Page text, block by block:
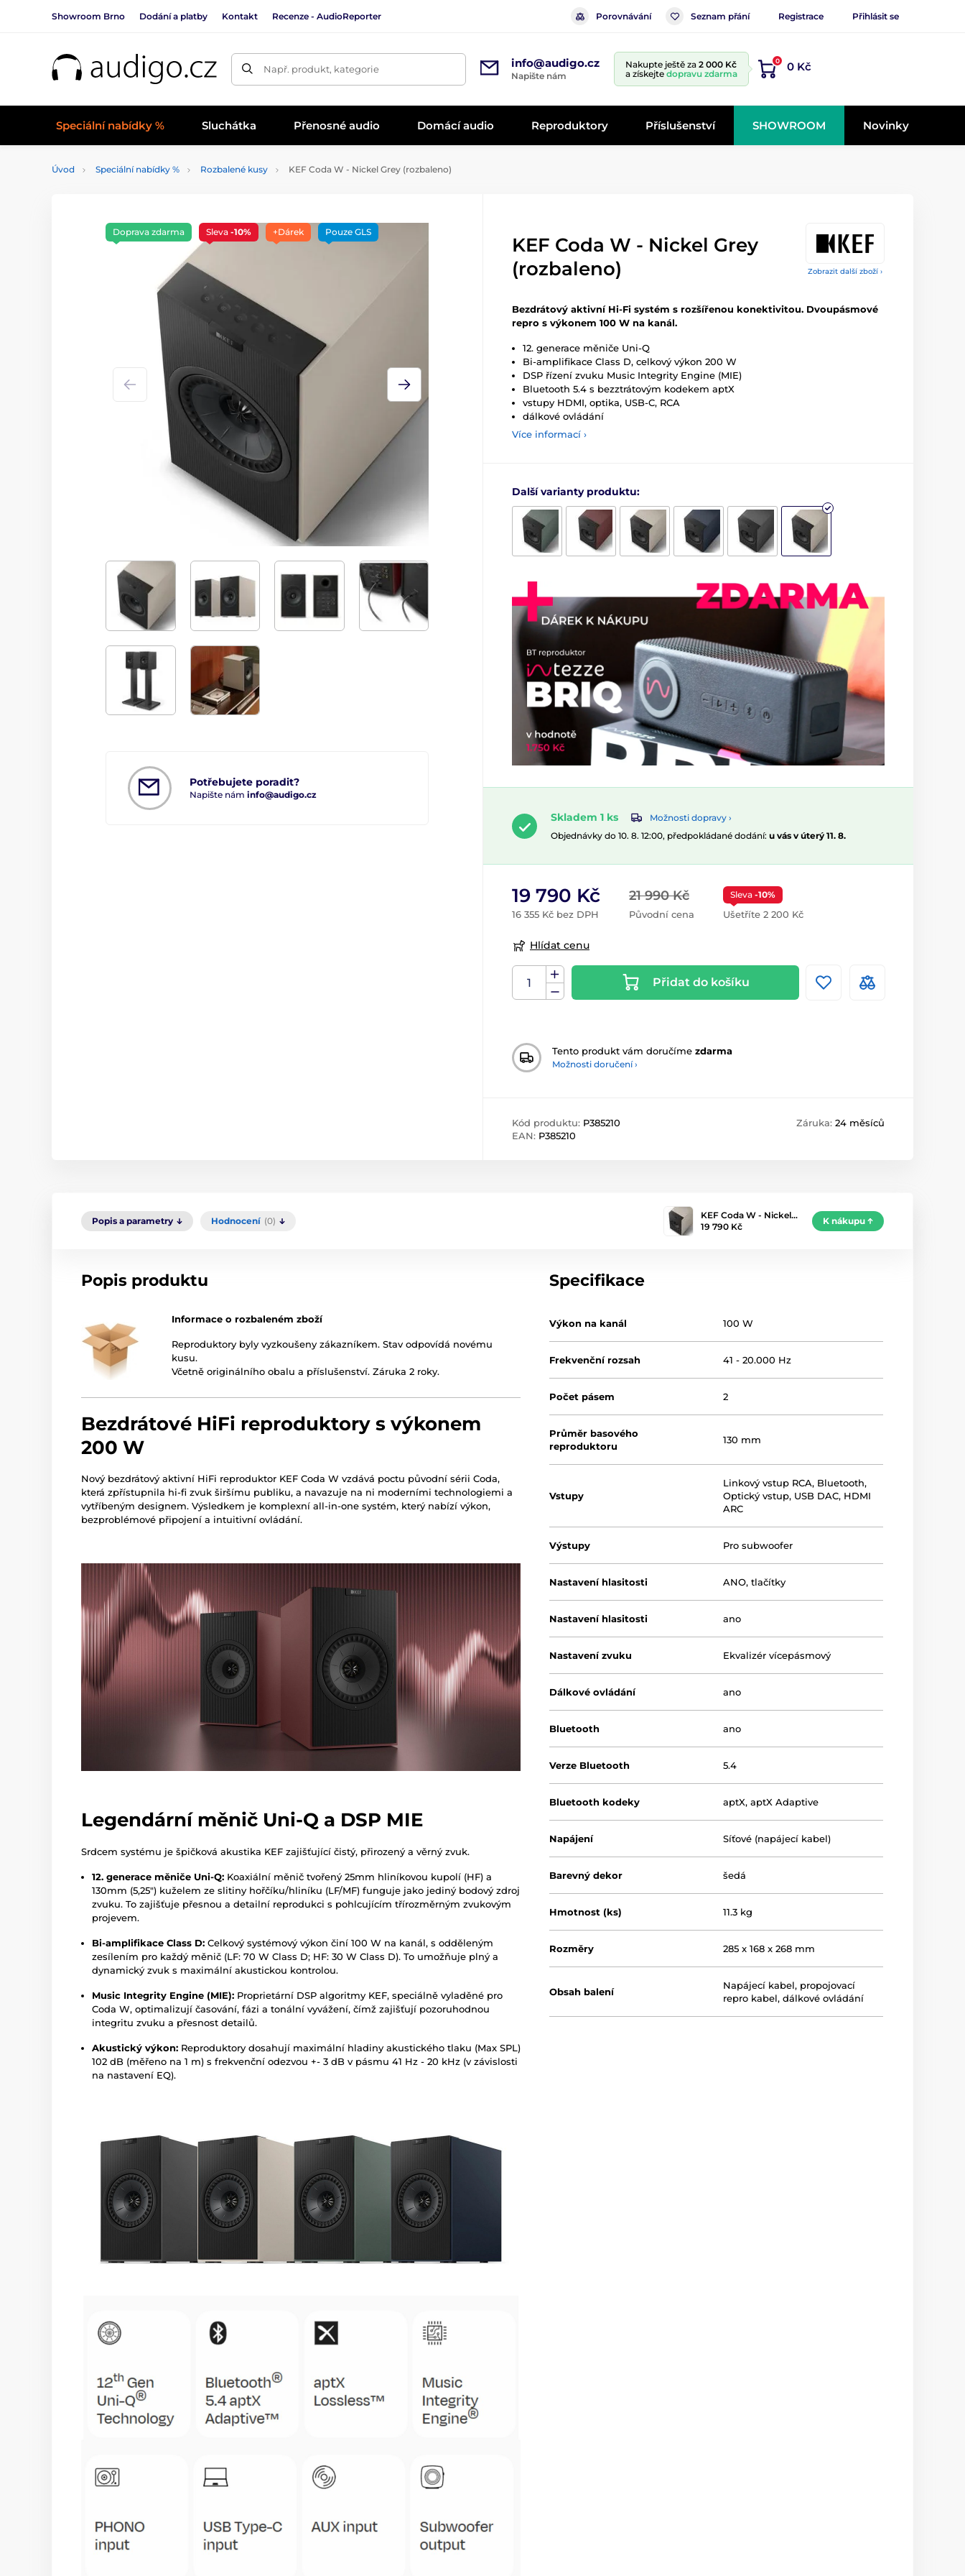
Showroom Brno Dodání a platby Kontakt Recenze - AudioReporter Porovnávání Seznam přání Registrace Přihlásit se
Např. produkt, kategorie info@audigo.cz
Napište nám
Nakupte ještě za 2 000 Kč
a získejte dopravu zdarma
0 0 Kč
Speciální nabídky % Sluchátka Přenosné audio Domácí audio Reproduktory Příslušenství SHOWROOM Novinky
Úvod Speciální nabídky % Rozbalené kusy KEF Coda W - Nickel Grey (rozbaleno)
Zobrazit další zboží ›
Potřebujete poradit?
Napište nám info@audigo.cz
Doprava zdarma Sleva -10% +Dárek Pouze GLS
KEF Coda W - Nickel Grey
(rozbaleno)
Bezdrátový aktivní Hi-Fi systém s rozšířenou konektivitou. Dvoupásmové
repro s výkonem 100 W na kanál.
12. generace měniče Uni-Q
Bi-amplifikace Class D, celkový výkon 200 W
DSP řízení zvuku Music Integrity Engine (MIE)
Bluetooth 5.4 s bezztrátovým kodekem aptX
vstupy HDMI, optika, USB-C, RCA
dálkové ovládání
Více informací ›
Další varianty produktu:
Skladem 1 ks
Možnosti dopravy ›
Objednávky do 10. 8. 12:00, předpokládané dodání: u vás v úterý 11. 8.
21 990 Kč
Původní cena
19 790 Kč
16 355 Kč bez DPH
Sleva -10%
Ušetříte 2 200 Kč
Hlídat cenu
Přidat do košíku
Tento produkt vám doručíme zdarma
Možnosti doručení ›
Kód produktu: P385210
EAN: P385210
Záruka: 24 měsíců
Popis a parametry Hodnocení (0)
KEF Coda W - Nickel…
19 790 Kč
K nákupu
Popis produktu
Informace o rozbaleném zboží
Reproduktory byly vyzkoušeny zákazníkem. Stav odpovídá novému
kusu.
Včetně originálního obalu a příslušenství. Záruka 2 roky.
Bezdrátové HiFi reproduktory s výkonem
200 W
Nový bezdrátový aktivní HiFi reproduktor KEF Coda W vzdává poctu původní sérii Coda,
která zpřístupnila hi-fi zvuk širšímu publiku, a navazuje na ni moderními technologiemi a
vytříbeným designem. Výsledkem je komplexní all-in-one systém, který nabízí výkon,
bezproblémové připojení a intuitivní ovládání.
Legendární měnič Uni-Q a DSP MIE
Srdcem systému je špičková akustika KEF zajišťující čistý, přirozený a věrný zvuk.
12. generace měniče Uni-Q: Koaxiální měnič tvořený 25mm hliníkovou kupolí (HF) a
130mm (5,25") kuželem ze slitiny hořčíku/hliníku (LF/MF) funguje jako jediný bodový zdroj
zvuku. To zajišťuje přesnou a detailní reprodukci s pohlcujícím třírozměrným zvukovým
projevem.
Bi-amplifikace Class D: Celkový systémový výkon činí 100 W na kanál, s odděleným
zesílením pro každý měnič (LF: 70 W Class D; HF: 30 W Class D). To umožňuje plný a
dynamický zvuk s maximální akustickou kontrolou.
Music Integrity Engine (MIE): Proprietární DSP algoritmy KEF, speciálně vyladěné pro
Coda W, optimalizují časování, fázi a tonální vyvážení, čímž zajišťují pozoruhodnou
integritu zvuku a přesnost detailů.
Akustický výkon: Reproduktory dosahují maximální hladiny akustického tlaku (Max SPL)
102 dB (měřeno na 1 m) s frekvenční odezvou +- 3 dB v pásmu 41 Hz - 20 kHz (v závislosti
na nastavení EQ).
Specifikace
Výkon na kanál 100 W
Frekvenční rozsah 41 - 20.000 Hz
Počet pásem 2
Průměr basového
reproduktoru
130 mm
Vstupy
Linkový vstup RCA, Bluetooth,
Optický vstup, USB DAC, HDMI
ARC
Výstupy Pro subwoofer
Nastavení hlasitosti ANO, tlačítky
Nastavení hlasitosti ano
Nastavení zvuku Ekvalizér vícepásmový
Dálkové ovládání ano
Bluetooth ano
Verze Bluetooth 5.4
Bluetooth kodeky aptX,aptX Adaptive
Napájení Síťové (napájecí kabel)
Barevný dekor šedá
Hmotnost (ks) 11.3 kg
Rozměry 285 x 168 x 268 mm
Obsah balení
Napájecí kabel, propojovací
repro kabel, dálkové ovládání